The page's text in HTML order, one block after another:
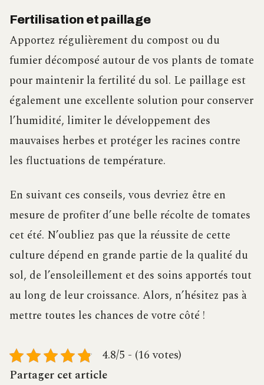
Fertilisation et paillage
Apportez régulièrement du compost ou du
fumier décomposé autour de vos plants de tomate
pour maintenir la fertilité du sol. Le paillage est
également une excellente solution pour conserver
l’humidité, limiter le développement des
mauvaises herbes et protéger les racines contre
les fluctuations de température.
En suivant ces conseils, vous devriez être en
mesure de profiter d’une belle récolte de tomates
cet été. N’oubliez pas que la réussite de cette
culture dépend en grande partie de la qualité du
sol, de l’ensoleillement et des soins apportés tout
au long de leur croissance. Alors, n’hésitez pas à
mettre toutes les chances de votre côté !
4.8/5 - (16 votes)
Partager cet article